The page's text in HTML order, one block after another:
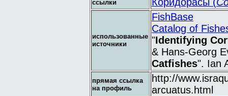
ссылки
использованные
источники
FishBase
Catalog of
"Identifying
& Hans-Georg
Catfishes". Ian
прямая ссылка
на профиль
http://
arcuatus.html